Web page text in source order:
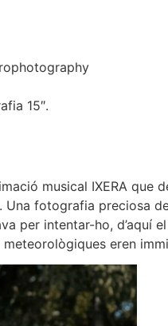
15″.
musical IXERA que
Una fotografia preciosa
per intentar-ho, d’aquí
eren